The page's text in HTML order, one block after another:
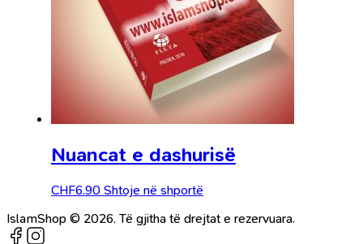
Nuancat e dashurisë
CHF6.90 Shtoje në shportë
IslamShop © 2026. Të gjitha të drejtat e rezervuara.